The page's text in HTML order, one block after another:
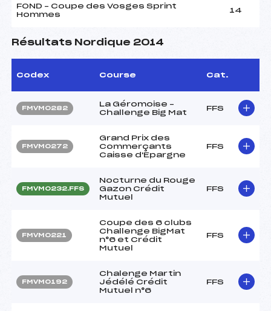
FOND – Coupe des Vosges Sprint
Hommes
14
Résultats Nordique 2014
Codex Course Cat.
FMVM0282
La Géromoise –
Challenge Big Mat
FFS
FMVM0272
Grand Prix des
Commerçants
Caisse d'Epargne
FFS
FMVM0232.FFS
Nocturne du Rouge
Gazon Crédit
Mutuel
FFS
FMVM0221
Coupe des 6 clubs
Challenge BigMat
n°6 et Crédit
Mutuel
FFS
FMVM0192
Chalenge Martin
Jédélé Crédit
Mutuel n°6
FFS